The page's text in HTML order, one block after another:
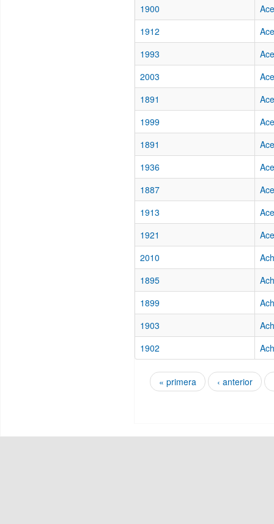
1900
1912
1993
2003
1891
1999
1891
1936
1887
1913
1921
2010
1895
1899
1903
1902
Páginas
« primera ‹ anterior